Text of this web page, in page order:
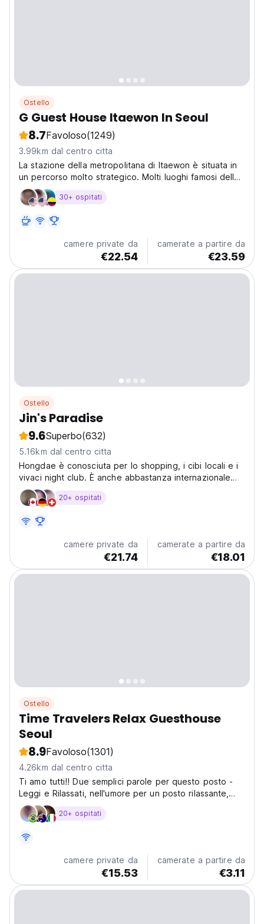
Ostello
G Guest House Itaewon In Seoul
8.7Favoloso(1249)
3.99km dal centro citta
La stazione della metropolitana di Itaewon è situata in
un percorso molto strategico. Molti luoghi famosi della
Corea non sono lontani da lì, come la Han River, Sinsa,
Myongdong, Apgujong e altri.
30+ ospitati
camere private da
€22.54
camerate a partire da
€23.59
Ostello
Jin's Paradise
9.6Superbo(632)
5.16km dal centro citta
Hongdae è conosciuta per lo shopping, i cibi locali e i
vivaci night club. È anche abbastanza internazionale
quindi è molto sicuro uscire 24 ore.
20+ ospitati
camere private da
€21.74
camerate a partire da
€18.01
Ostello
Time Travelers Relax Guesthouse
Seoul
8.9Favoloso(1301)
4.26km dal centro citta
Ti amo tutti!! Due semplici parole per questo posto -
Leggi e Rilassati, nell'umore per un posto rilassante,
con molti libri di narrativa e fumetti e un'atmosfera
accogliente per rilassarsi.
20+ ospitati
camere private da
€15.53
camerate a partire da
€3.11